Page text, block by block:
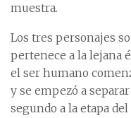
muestra.
Los tres personajes
pertenece a la lejana
el ser humano
y se empezó a
segundo a la etapa